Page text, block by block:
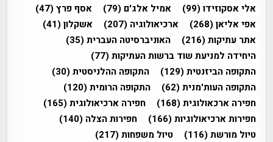
אלי אסקוזידו(99) אמיל אלג'ם (79) אסף פרץ(47)
אפי אליאן(268) ארכיאולוגיה (207) אשקלון(41)
אתר עתיקות(216) האוניברסיטה העברית(35)
היחידה למניעת שוד ברשות העתיקות(77)
התקופה הביזנטית(129) התקופה ההלניסטית(30)
התקופה העות'מנית(62) התקופה הרומית(120)
חפירה ארכאולוגית(168) חפירה ארכיאולוגית(165)
חפירות ארכיאולוגיות(166) חפירות הצלה (140)
טיול מורשת(116) טיול משפחות(217)